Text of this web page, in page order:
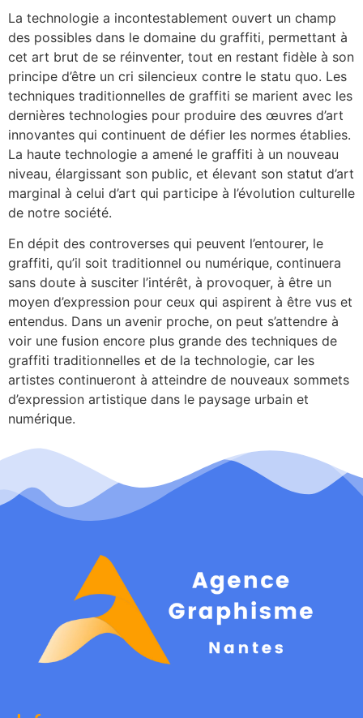
La technologie a incontestablement ouvert un champ
des possibles dans le domaine du graffiti, permettant à
cet art brut de se réinventer, tout en restant fidèle à son
principe d’être un cri silencieux contre le statu quo. Les
techniques traditionnelles de graffiti se marient avec les
dernières technologies pour produire des œuvres d’art
innovantes qui continuent de défier les normes établies.
La haute technologie a amené le graffiti à un nouveau
niveau, élargissant son public, et élevant son statut d’art
marginal à celui d’art qui participe à l’évolution culturelle
de notre société.
En dépit des controverses qui peuvent l’entourer, le
graffiti, qu’il soit traditionnel ou numérique, continuera
sans doute à susciter l’intérêt, à provoquer, à être un
moyen d’expression pour ceux qui aspirent à être vus et
entendus. Dans un avenir proche, on peut s’attendre à
voir une fusion encore plus grande des techniques de
graffiti traditionnelles et de la technologie, car les
artistes continueront à atteindre de nouveaux sommets
d’expression artistique dans le paysage urbain et
numérique.